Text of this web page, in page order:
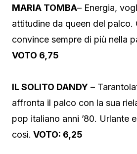
MARIA TOMBA– Energia,
attitudine da queen del palco.
convince sempre di più nella
VOTO 6,75
IL SOLITO DANDY –
affronta il palco con la sua
pop italiano anni ’80. Urlante
così. VOTO: 6,25